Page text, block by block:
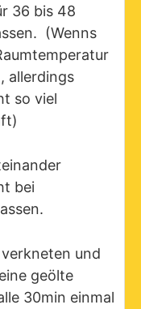
36 bis 48
(Wenns
allerdings
so viel
bei
und
geölte
30min einmal